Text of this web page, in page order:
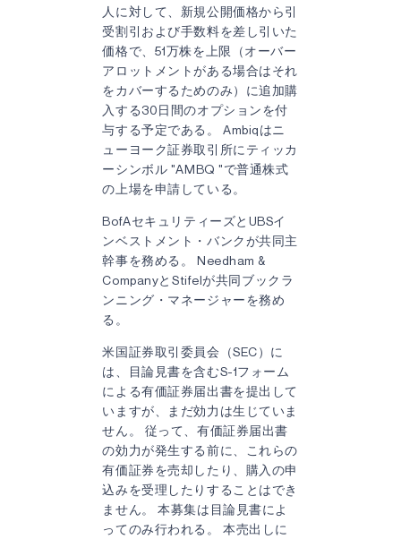
人に対して、新規公開価格から引
受割引および手数料を差し引いた
価格で、51万株を上限（オーバー
アロットメントがある場合はそれ
をカバーするためのみ）に追加購
入する30日間のオプションを付
与する予定である。 Ambiqはニ
ューヨーク証券取引所にティッカ
ーシンボル "AMBQ "で普通株式
の上場を申請している。
BofAセキュリティーズとUBSイ
ンベストメント・バンクが共同主
幹事を務める。 Needham &
CompanyとStifelが共同ブックラ
ンニング・マネージャーを務め
る。
米国証券取引委員会（SEC）に
は、目論見書を含むS-1フォーム
による有価証券届出書を提出して
いますが、まだ効力は生じていま
せん。 従って、有価証券届出書
の効力が発生する前に、これらの
有価証券を売却したり、購入の申
込みを受理したりすることはでき
ません。 本募集は目論見書によ
ってのみ行われる。 本売出しに